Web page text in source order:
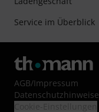
Service im Überblick
AGB/Impressum
Datenschutzhinweise